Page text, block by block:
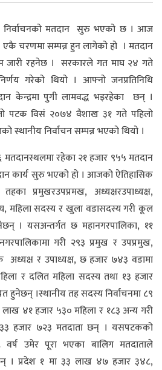
मतदान सुरु भएको छ । आज
एकै चरणमा सम्पन्न हुन लागेको हो । मतदान
जारी रहनेछ । सरकारले गत माघ २४ गते
गरेको थियो । आफ्नो जनप्रतिनिधि
केन्द्रमा पुगी लामवद्ध भइरहेका छन् ।
पटक विसं २०७४ वैशाख ३१ गते पहिलो
स्थानीय निर्वाचन सम्पन्न भएको थियो ।
रहेका २१ हजार ९५५ मतदान
कार्य सुरु भएको हो । आजको ऐतिहासिक
प्रमुखरउपप्रमख, अध्यक्षरउपाध्यक्ष,
महिला सदस्य र खुला वडासदस्य गरी कूल
। यसअन्तर्गत छ महानगरपालिका, ११
गरी २९३ प्रमुख र उपप्रमुख,
र उपाध्यक्ष, छ हजार ७४३ वडामा
र दलित महिला सदस्य तथा १३ हजार
हुनेछन् ।स्थानीय तह सदस्य निर्वाचनमा ८९
४१ हजार ५३० महिला र १८३ अन्य गरी
७२३ मतदाता छन् । यसपटकको
वर्ष उमेर पूरा भएका बालिग मतदाताले
। प्रदेश १ मा ३३ लाख ४७ हजार ३४८,